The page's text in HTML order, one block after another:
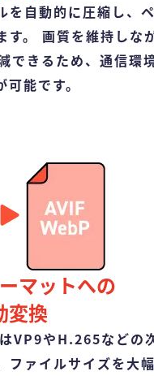
を自動的に圧縮し、
す。 画質を維持しな
できるため、通信環
能です。
マットへの
変換
VP9やH.265などの
ファイルサイズを大